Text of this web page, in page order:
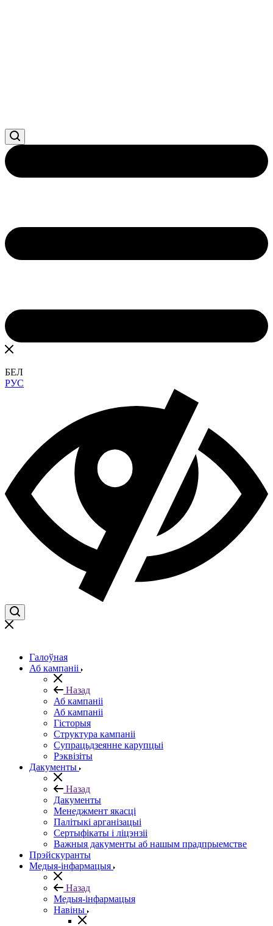
БЕЛ
РУС
Галоўная
Аб кампаніі
Назад
Аб кампаніі
Аб кампаніі
Гісторыя
Структура кампаніі
Супрацьдзеянне карупцыі
Рэквізіты
Дакументы
Назад
Дакументы
Менеджмент якасці
Палітыкі арганізацыі
Сертыфікаты і ліцэнзіі
Важныя дакументы аб нашым прадпрыемстве
Прэйскуранты
Медыя-інфармацыя
Назад
Медыя-інфармацыя
Навіны